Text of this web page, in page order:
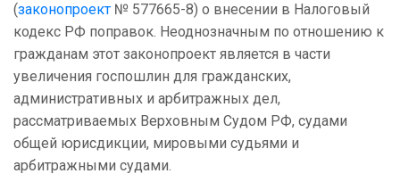
(законопроект № 577665-8) о внесении в Налоговый
кодекс РФ поправок. Неоднозначным по отношению к
гражданам этот законопроект является в части
увеличения госпошлин для гражданских,
административных и арбитражных дел,
рассматриваемых Верховным Судом РФ, судами
общей юрисдикции, мировыми судьями и
арбитражными судами.